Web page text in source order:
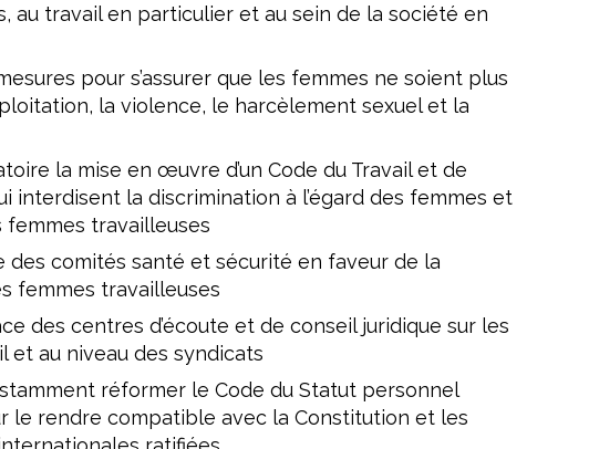
au travail en particulier et au sein de la société en
pour s’assurer que les femmes ne soient plus
la violence, le harcèlement sexuel et la
la mise en œuvre d’un Code du Travail et de
interdisent la discrimination à l’égard des femmes et
travailleuses
des comités santé et sécurité en faveur de la
femmes travailleuses
des centres d’écoute et de conseil juridique sur les
et au niveau des syndicats
réformer le Code du Statut personnel
le rendre compatible avec la Constitution et les